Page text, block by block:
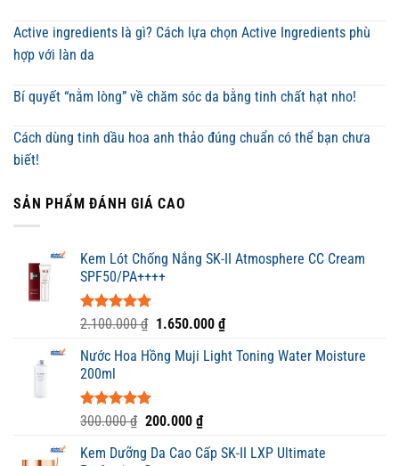
Active ingredients là gì? Cách lựa chọn Active Ingredients phù
hợp với làn da
Bí quyết “nằm lòng” về chăm sóc da bằng tinh chất hạt nho!
Cách dùng tinh dầu hoa anh thảo đúng chuẩn có thể bạn chưa
biết!
SẢN PHẨM ĐÁNH GIÁ CAO
Kem Lót Chống Nắng SK-II Atmosphere CC Cream
SPF50/PA++++
Được xếp
5 sao
2.100.000₫ Giá
là:
1.650.000 ₫Giá
tại
Nước Hoa Hồng Muji Light Toning Water Moisture
200ml
Được xếp
5.00
5 sao
300.000₫ Giá
là:
200.000 ₫Giá
tại
Kem Dưỡng Da Cao Cấp SK-II LXP Ultimate